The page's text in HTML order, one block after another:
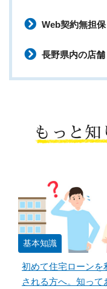
Web契約無担
長野県内の店
もっと知
基本知識
初めて住宅ローンを
される方へ。知って